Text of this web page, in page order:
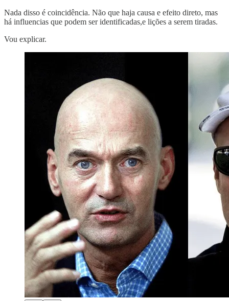
Nada disso é coincidência. Não que haja causa e efeito direto, mas
há influencias que podem ser identificadas,e lições a serem tiradas.
Vou explicar.